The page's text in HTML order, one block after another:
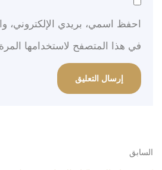
احفظ اسمي، بريدي الإلكتروني،
في هذا المتصفح لاستخدامها
السابق